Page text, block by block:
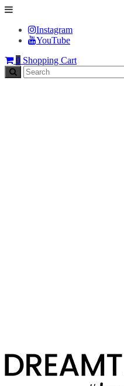
Instagram
YouTube
0 Shopping Cart